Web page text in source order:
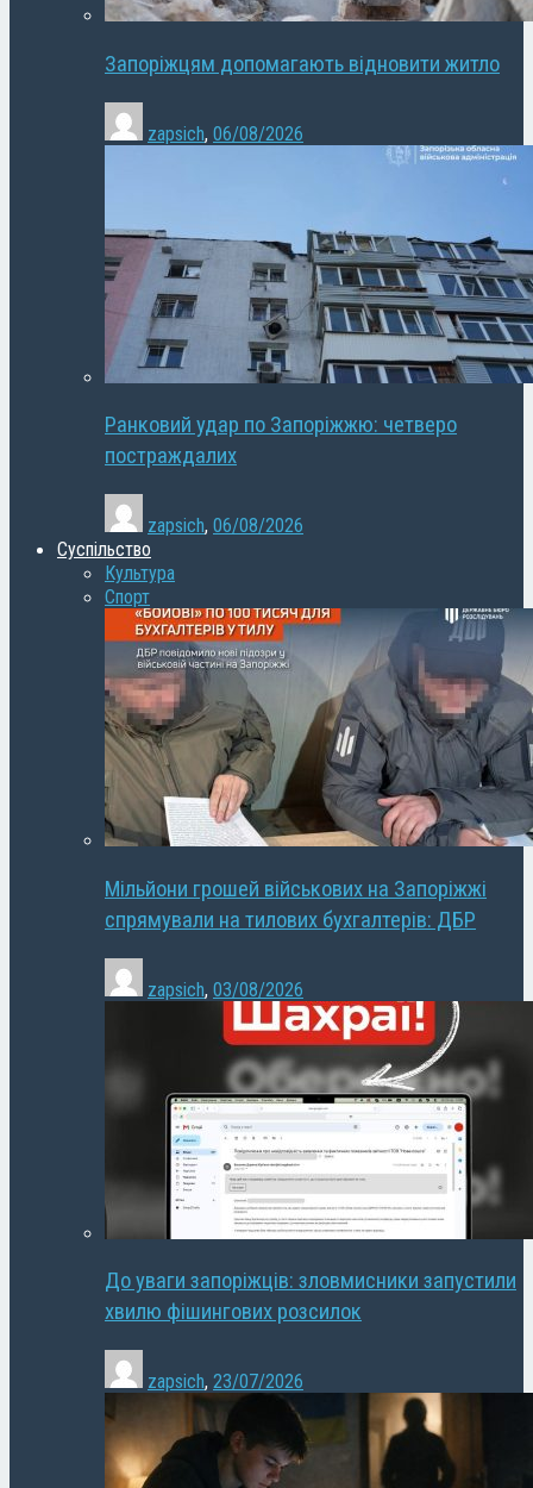
Запоріжцям допомагають відновити житло
zapsich, 06/08/2026
Ранковий удар по Запоріжжю: четверо
постраждалих
zapsich, 06/08/2026
Суспільство
Культура
Спорт
Мільйони грошей військових на Запоріжжі
спрямували на тилових бухгалтерів: ДБР
zapsich, 03/08/2026
До уваги запоріжців: зловмисники запустили
хвилю фішингових розсилок
zapsich, 23/07/2026